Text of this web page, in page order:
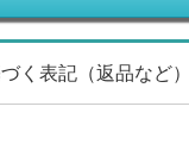
く表記（返品など）